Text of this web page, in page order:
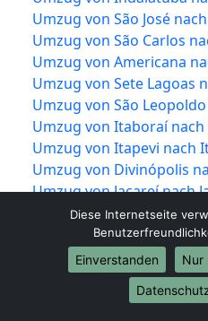
Umzug von São José
Umzug von São Carlos
Umzug von Americana
Umzug von Sete Lagoas
Umzug von São
Umzug von Itaboraí
Umzug von Itapevi nach
Umzug von Divinópolis
Umzug von Jacareí nach
Umzug von Colombo
Umzug von Magé nach
Umzug von Marília nach
Umzug von Araraquara
Umzug von Maracanaú
Diese Internetseite
Einverstanden
Nur